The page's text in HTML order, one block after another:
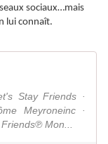
sociaux…mais
lui connaît.
Stay Friends ·
Meyroneinc ·
Mon...